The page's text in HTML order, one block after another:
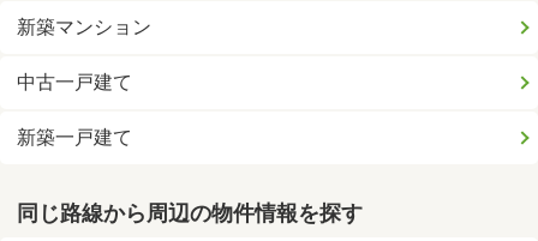
新築マンション
中古一戸建て
新築一戸建て
同じ路線から周辺の物件情報を探す